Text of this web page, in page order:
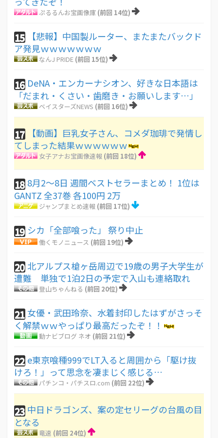
ぷるるんお宝画像庫 (前回 14位)
15
【悲報】中国製ルーター、またまたバックド
ア発見ｗｗｗｗｗｗｗ
なんJ PRIDE (前回 15位)
16 DeNA・エンカーナシオン、好きな日本語は
「だまれ・くさい・歯磨き・お願いします…」
ベイスターズNEWS (前回 16位)
17
【動画】巨乳女子さん、コメダ珈琲で発情し
てしまった結果ｗｗｗｗｗｗ
女子アナお宝画像速報 (前回 18位)
18 8月2〜8日 週間ベストセラーまとめ！ 1位は
GANTZ 全37巻 各100円 2万
ジャンプまとめ速報 (前回 17位)
19 シカ「全部喰った」 祭り中止
働くモノニュース (前回 19位)
20 北アルプス槍ヶ岳周辺で19歳の男子大学生が
遭難 単独で1泊2日の予定で入山も連絡取れ
登山ちゃんねる (前回 20位)
21 女優・武田玲奈、水着封印したはずがさっそ
く解禁ｗｗやっぱり最高だったぞ！！
動ナビブログ ネオ (前回 21位)
22 e東京喰種999でLT入ると周囲から「駆け抜
けろ！」って思念を凄まじく感じる…
パチンコ・パチスロ.com (前回 22位)
23 中日ドラゴンズ、案の定セリーグの台風の目
となる
竜速 (前回 24位)